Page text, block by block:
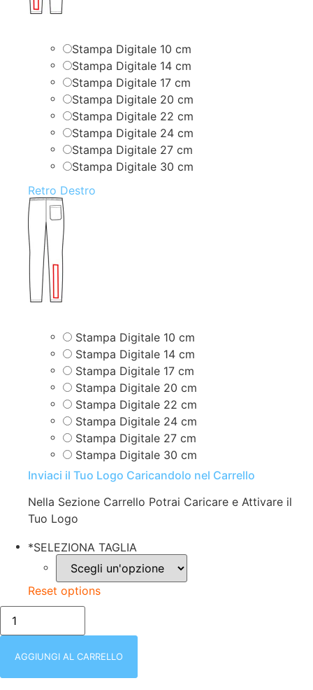
Stampa Digitale 10 cm
Stampa Digitale 14 cm
Stampa Digitale 17 cm
Stampa Digitale 20 cm
Stampa Digitale 22 cm
Stampa Digitale 24 cm
Stampa Digitale 27 cm
Stampa Digitale 30 cm
Retro Destro
Stampa Digitale 10 cm
Stampa Digitale 14 cm
Stampa Digitale 17 cm
Stampa Digitale 20 cm
Stampa Digitale 22 cm
Stampa Digitale 24 cm
Stampa Digitale 27 cm
Stampa Digitale 30 cm
Inviaci il Tuo Logo Caricandolo nel Carrello
Nella Sezione Carrello Potrai Caricare e Attivare il
Tuo Logo
*SELEZIONA TAGLIA
Reset options
XX/PANTALONE
CON
ELASTICO
CORDINO
LIGHT
AGGIUNGI AL CARRELLO